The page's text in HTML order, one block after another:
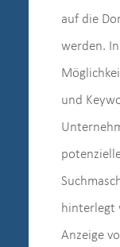
auf die
werden.
und
hinterlegt
Anzeige